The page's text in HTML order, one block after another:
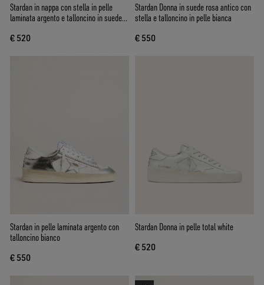
Stardan in nappa con stella in pelle
laminata argento e talloncino in suede
€ 520
Stardan Donna in suede rosa antico con
stella e talloncino in pelle bianca
€ 550
Stardan in pelle laminata argento con
talloncino bianco
€ 550
Stardan Donna in pelle total white
€ 520